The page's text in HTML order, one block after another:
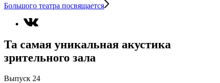
Большого театра посвящается
Та самая уникальная акустика
зрительного зала
Выпуск 24